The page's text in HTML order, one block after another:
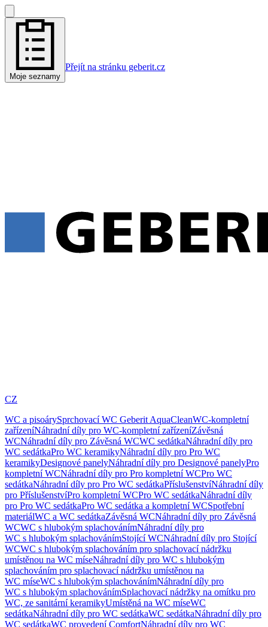
Moje seznamy
Přejít na stránku geberit.cz
CZ
WC a pisoárySprchovací WC Geberit AquaCleanWC-kompletní
zařízeníNáhradní díly pro WC-kompletní zařízeníZávěsná
WCNáhradní díly pro Závěsná WCWC sedátkaNáhradní díly pro
WC sedátkaPro WC keramikyNáhradní díly pro Pro WC
keramikyDesignové panelyNáhradní díly pro Designové panelyPro
kompletní WCNáhradní díly pro Pro kompletní WCPro WC
sedátkaNáhradní díly pro Pro WC sedátkaPříslušenstvíNáhradní díly
pro PříslušenstvíPro kompletní WCPro WC sedátkaNáhradní díly
pro Pro WC sedátkaPro WC sedátka a kompletní WCSpotřební
materiálWC a WC sedátkaZávěsná WCNáhradní díly pro Závěsná
WCWC s hlubokým splachovánímNáhradní díly pro
WC s hlubokým splachovánímStojící WCNáhradní díly pro Stojící
WCWC s hlubokým splachováním pro splachovací nádržku
umístěnou na WC míseNáhradní díly pro WC s hlubokým
splachováním pro splachovací nádržku umístěnou na
WC míseWC s hlubokým splachovánímNáhradní díly pro
WC s hlubokým splachovánímSplachovací nádržky na omítku pro
WC, ze sanitární keramikyUmístěná na WC míseWC
sedátkaNáhradní díly pro WC sedátkaWC sedátkaNáhradní díly pro
WC sedátkaWC provedení ComfortNáhradní díly pro WC